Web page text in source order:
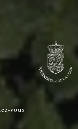
vous